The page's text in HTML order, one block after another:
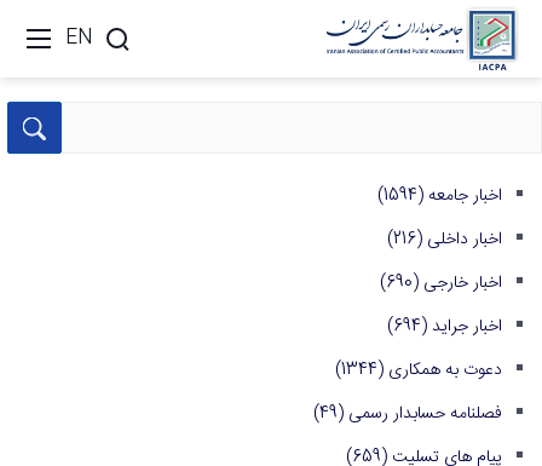
EN
اخبار جامعه (1594)
اخبار داخلی (216)
اخبار خارجی (690)
اخبار جراید(694)
دعوت به همکاری (1344)
فصلنامه حسابدار رسمی (49)
پیام های تسلیت (659)